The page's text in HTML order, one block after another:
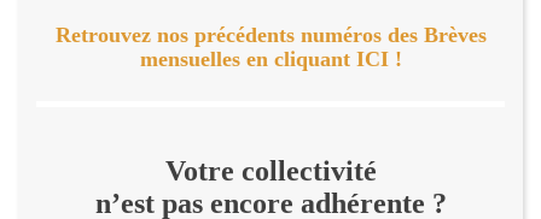
Retrouvez nos précédents numéros des Brèves
mensuelles en cliquant ICI !
Votre collectivité
n’est pas encore adhérente ?